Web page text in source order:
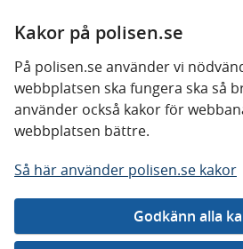
Kakor på polisen.se
På polisen.se använder vi
webbplatsen ska fungera ska så
använder också kakor för
webbplatsen bättre.
Så här använder polisen.se kakor